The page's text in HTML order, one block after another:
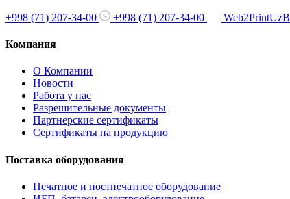
+998 (71) 207-34-00 +998 (71) 207-34-00
Компания
О Компании
Новости
Работа у нас
Разрешительные документы
Партнерские сертификаты
Сертификаты на продукцию
Поставка оборудования
Печатное и постпечатное оборудование